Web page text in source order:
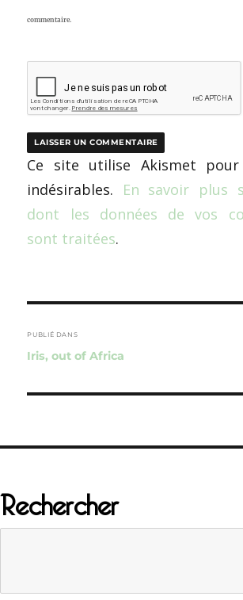
commentaire.
Ce site utilise Akismet
indésirables. En savoir plus
dont les données de vos
sont traitées.
de
l’article
PUBLIÉ DANS
Iris, out of Africa
Rechercher